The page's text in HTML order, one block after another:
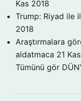
Kas 2018
Trump: Riyad ile
2018
Araştırmalara
aldatmaca 21
Tümünü gör